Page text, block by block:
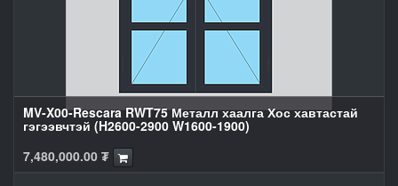
MV-X00-Rescara RWT75 Металл хаалга Хос хавтастай
гэгээвчтэй (H2600-2900 W1600-1900)
7,480,000.00 ₮